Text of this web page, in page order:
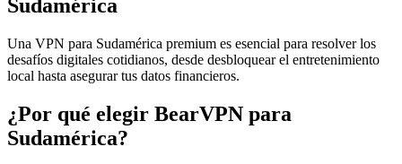
Sudamérica
Una VPN para Sudamérica premium es esencial para resolver los
desafíos digitales cotidianos, desde desbloquear el entretenimiento
local hasta asegurar tus datos financieros.
¿Por qué elegir BearVPN para
Sudamérica?